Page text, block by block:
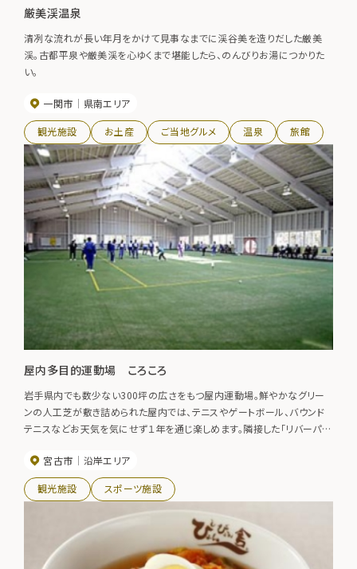
厳美渓温泉
清冽な流れが長い年月をかけて見事なまでに渓谷美を造りだした厳美
渓。古都平泉や厳美渓を心ゆくまで堪能したら、のんびりお湯につかりた
い。
一関市 県南エリア
観光施設 お土産 ご当地グルメ 温泉 旅館
屋内多目的運動場 ころころ
岩手県内でも数少ない300坪の広さをもつ屋内運動場。鮮やかなグリー
ンの人工芝が敷き詰められた屋内では、テニスやゲートボール、バウンド
テニスなどお天気を気にせず１年を通じ楽しめます。隣接した「リバーパー
などもありキャンプや宿泊と組み合わせて利用するのもお勧めです。施設
全面使用：３時間以内5,400円、５時間以内7,560円
宮古市 沿岸エリア
観光施設 スポーツ施設